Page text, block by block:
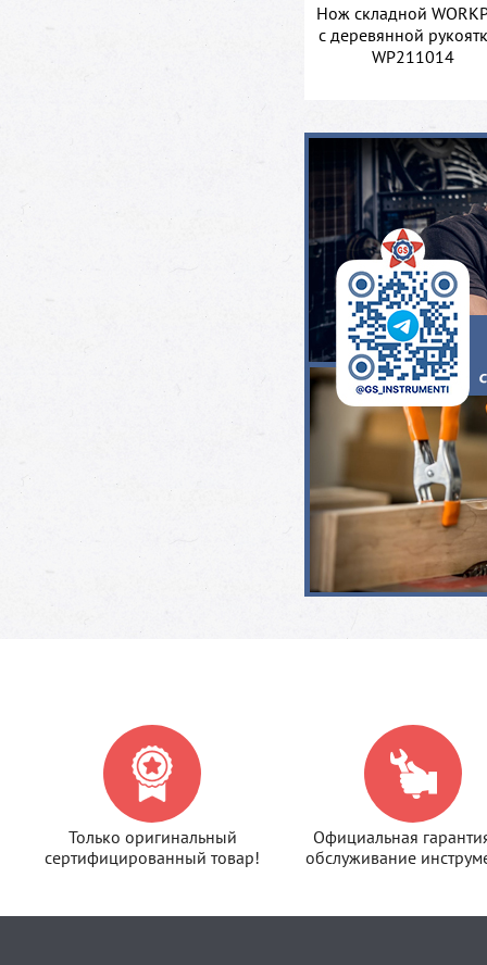
Нож складной
с деревянной
WP211014
Только оригинальный
сертифицированный товар!
Официальная
обслуживание